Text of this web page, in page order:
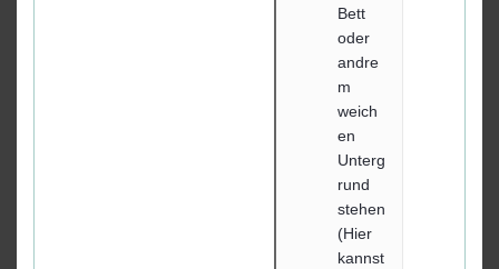
Bett
oder
andre
m
weich
en
Unterg
rund
stehen
(Hier
kannst